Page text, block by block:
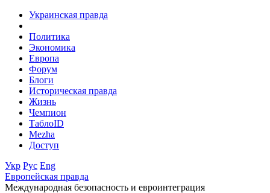
Украинская правда
Политика
Экономика
Европа
Форум
Блоги
Историческая правда
Жизнь
Чемпион
ТаблоID
Mezha
Доступ
Укр Рус Eng
Европейская правда
Международная безопасность и евроинтеграция